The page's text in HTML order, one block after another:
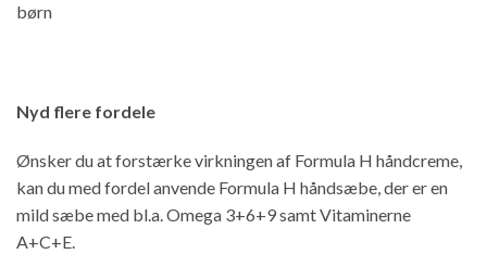
børn
Nyd flere fordele
Ønsker du at forstærke virkningen af Formula H håndcreme,
kan du med fordel anvende Formula H håndsæbe, der er en
mild sæbe med bl.a. Omega 3+6+9 samt Vitaminerne
A+C+E.